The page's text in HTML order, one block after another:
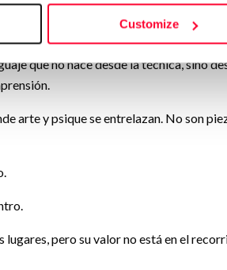
Customize
que no nace desde la técnica, sino
arte y psique se entrelazan. No son
pero su valor no está en el